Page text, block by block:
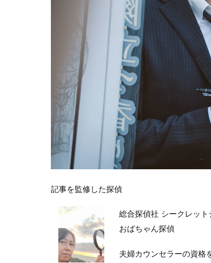
記事を監修した探偵
総合探偵社 シークレッ
おばちゃん探偵
夫婦カウンセラーの資格